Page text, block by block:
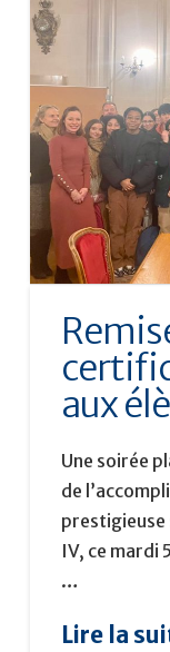
aux
Une soirée
de
prestigieuse
IV, ce mardi
…
Lire la